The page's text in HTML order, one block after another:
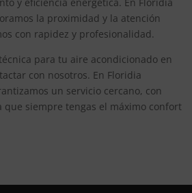
la proximidad y la atención
con rapidez y profesionalidad.
para tu aire acondicionado en
con nosotros. En Floridia
un servicio cercano, con
que siempre tengas el máximo confort